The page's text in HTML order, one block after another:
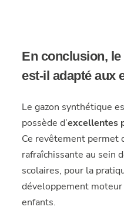
En conclusion,
est-il adapté aux
Le gazon synthétique
possède d’excellentes
Ce revêtement permet
rafraîchissante au sein
scolaires, pour la
développement
enfants.